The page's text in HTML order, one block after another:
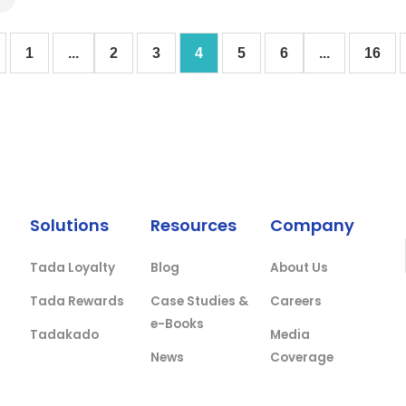
1 ... 2 3 4 5 6 ... 16
Solutions
Tada Loyalty
Tada Rewards
Tadakado
Resources
Blog
Case Studies &
e-Books
News
Company
About Us
Careers
Media
Coverage